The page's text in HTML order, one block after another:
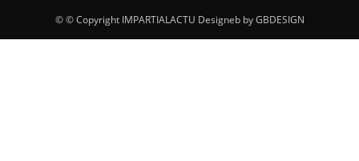
© © Copyright IMPARTIALACTU Designeb by GBDESIGN